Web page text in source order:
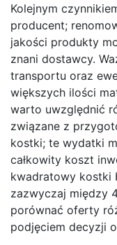
Kolejnym
producent;
jakości produkty
znani dostawcy.
transportu oraz
większych ilości
warto uwzględnić
związane z
kostki; te wydatki
całkowity koszt
kwadratowy kostki
zazwyczaj między
porównać oferty
podjęciem decyzji